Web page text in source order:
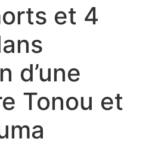
et 4
d’une
Tonou et